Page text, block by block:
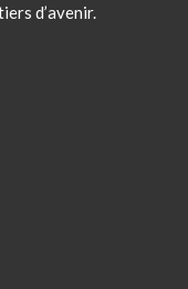
d’avenir.